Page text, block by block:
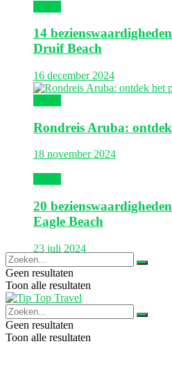
14
Druif Beach
16 december 2024
Rondreis Aruba:
18 november 2024
20
Eagle Beach
23 juli 2024
Geen resultaten
Toon alle resultaten
Geen resultaten
Toon alle resultaten